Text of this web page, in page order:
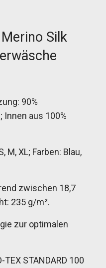
Silk
90%
Innen aus 100%
M, XL; Farben: Blau,
zwischen 18,7
235 g/m².
zur optimalen
STANDARD 100